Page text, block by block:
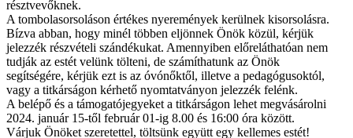
résztvevőknek.
A tombolasorsoláson értékes nyeremények kerülnek kisorsolásra.
Bízva abban, hogy minél többen eljönnek Önök közül, kérjük
jelezzék részvételi szándékukat. Amennyiben előreláthatóan nem
tudják az estét velünk tölteni, de számíthatunk az Önök
segítségére, kérjük ezt is az óvónőktől, illetve a pedagógusoktól,
vagy a titkárságon kérhető nyomtatványon jelezzék felénk.
A belépő és a támogatójegyeket a titkárságon lehet megvásárolni
2024. január 15-től február 01-ig 8.00 és 16:00 óra között.
Várjuk Önöket szeretettel, töltsünk együtt egy kellemes estét!